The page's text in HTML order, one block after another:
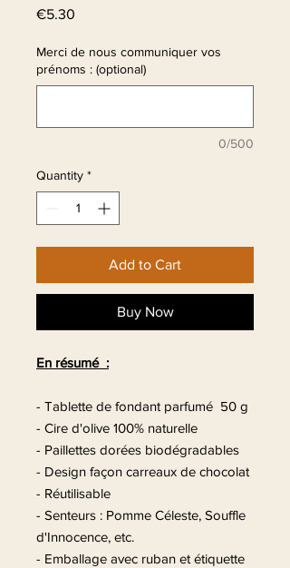
€5.30
Merci de nous communiquer vos
prénoms : (optional)
0/500
Quantity *
Add to Cart
Buy Now
En résumé :
- Tablette de fondant parfumé 50 g
- Cire d'olive 100% naturelle
- Paillettes dorées biodégradables
- Design façon carreaux de chocolat
- Réutilisable
- Senteurs : Pomme Céleste, Souffle
d'Innocence, etc.
- Emballage avec ruban et étiquette